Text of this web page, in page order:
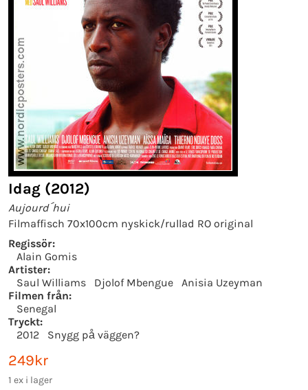
Idag (2012)
Aujourd´hui
Filmaffisch 70x100cm nyskick/rullad RO original
Regissör:
Alain Gomis
Artister:
Saul Williams
Djolof Mbengue
Anisia Uzeyman
Filmen från:
Senegal
Tryckt:
2012
Snygg på väggen?
249kr
1 ex i lager